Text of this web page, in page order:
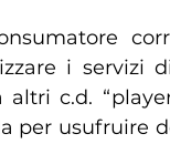
i servizi
c.d.
per usufruire